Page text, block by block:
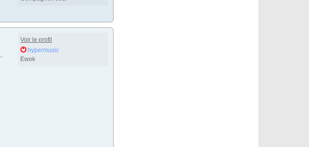
Voir le profil
hypermusic
Ewok